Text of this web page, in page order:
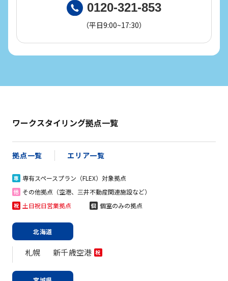
0120-321-853
（平日9:00~17:30）
ワークスタイリング拠点一覧
拠点一覧 エリア一覧
専 専有スペースプラン（FLEX）対象拠点
他 その他拠点（空港、三井不動産関連施設など）
祝 土日祝日営業拠点 個 個室のみの拠点
北海道
札幌 新千歳空港 祝